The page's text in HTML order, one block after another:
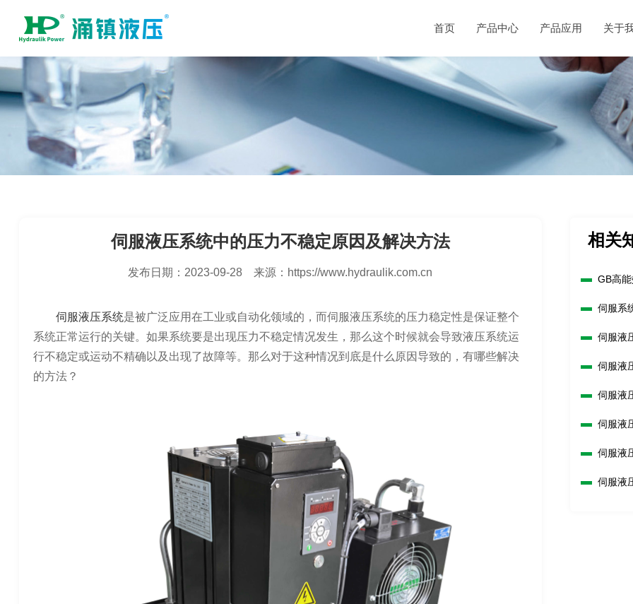
首页 产品中心 产品应用 关于
伺服液压系统中的压力不稳定原因及解决方法
发布日期： 2023-09-28 来源： https://www.hydraulik.com.cn
伺服液压系统是被广泛应用在工业或自动化领域的，而伺服液压系统的压力稳定性是保证整个
系统正常运行的关键。如果系统要是出现压力不稳定情况发生，那么这个时候就会导致液压系统运
行不稳定或运动不精确以及出现了故障等。那么对于这种情况到底是什么原因导致的，有哪些解决
的方法？
相关
GB高
伺服系
伺服液
伺服液
伺服液
伺服液
伺服液
伺服液